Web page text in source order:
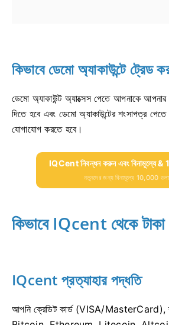
কিভাবে ডেমো অ্যাকাউন্টে ট্রেড
ডেমো অ্যাকাউন্ট অ্যাক্সেস পেতে আপনাকে আপনার
দিতে হবে এবং ডেমো অ্যাকাউন্টের শংসাপত্র
যোগাযোগ করতে হবে।
IQCent নিবন্ধন করুন এবং বিনামূল্যে
নতুনদের জন্য বিনামূল্যে 10,000
কিভাবে IQcent থেকে টাকা
IQcent প্রত্যাহার পদ্ধতি
আপনি ক্রেডিট কার্ড (VISA/MasterCard),